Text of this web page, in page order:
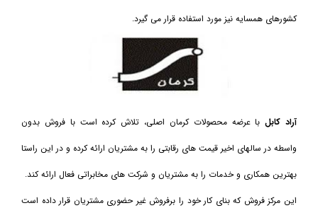
کشورهای همسایه نیز مورد استفاده قرار می گیرد.
آراد کابلبا عرضه محصولات کرمان اصلی، تلاش کرده است با فروش بدون
واسطه در سالهای اخیر قیمت های رقابتی را به مشتریان ارائه کرده و در این راستا
بهترین همکاری و خدمات را به مشتریان و شرکت های مخابراتی فعال ارائه کند.
این مرکز فروش که بنای کار خود را برفروش غیر حضوری مشتریان قرار داده است